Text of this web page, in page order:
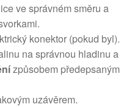
ve správném směru a
konektor (pokud byl).
na správnou hladinu a
způsobem předepsaným
uzávěrem.